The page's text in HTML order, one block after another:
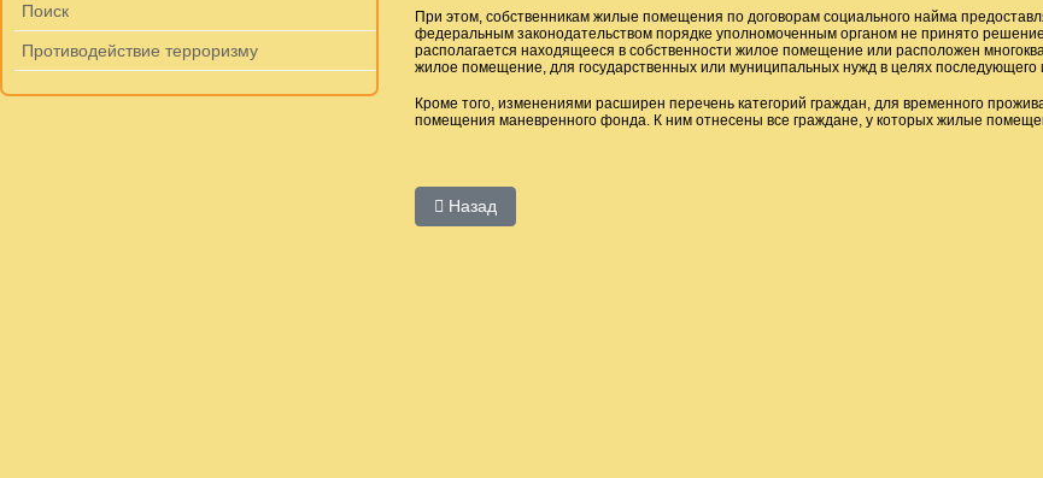
Поиск
Противодействие терроризму
При этом, собственникам жилые помещения по договорам социального найма
федеральным законодательством порядке уполномоченным органом не принято
располагается находящееся в собственности жилое помещение или расположен
жилое помещение, для государственных или муниципальных нужд в целях последующего
Кроме того, изменениями расширен перечень категорий граждан, для временного
помещения маневренного фонда. К ним отнесены все граждане, у которых жилые
Предыдущий: «Женщины: сохраняем традиции – развиваем Россию» -
Назад